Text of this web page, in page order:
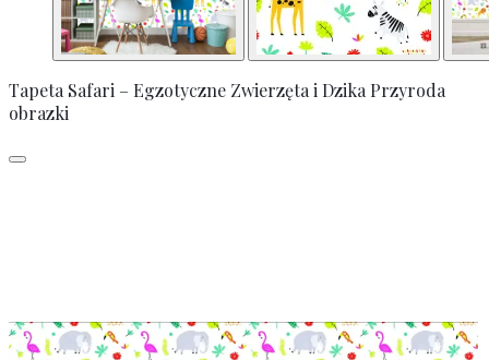
Tapeta Safari – Egzotyczne Zwierzęta i Dzika Przyroda
obrazki